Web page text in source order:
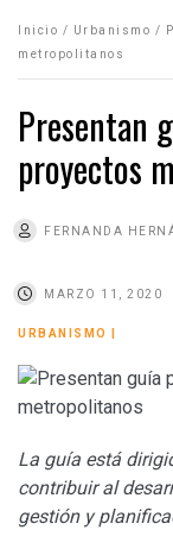
Inicio / Urbanismo /
metropolitanos
Presentan
proyectos
FERNANDA
MARZO 11, 2020
URBANISMO
La guía está
contribuir al
gestión y